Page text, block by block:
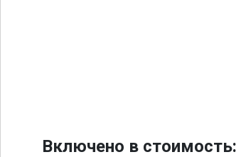
Включено в стоимость: